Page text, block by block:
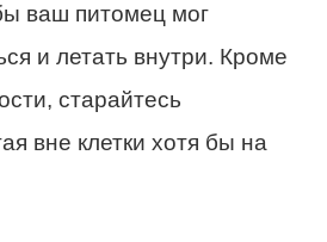
ваш питомец мог
и летать внутри. Кроме
старайтесь
вне клетки хотя бы на